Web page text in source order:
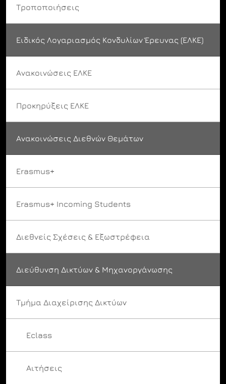
Τροποποιήσεις
Ειδικός Λογαριασμός Κονδυλίων Έρευνας (ΕΛΚΕ)
Ανακοινώσεις ΕΛΚΕ
Προκηρύξεις ΕΛΚΕ
Ανακοινώσεις Διεθνών Θεμάτων
Erasmus+
Erasmus+ Incoming Students
Διεθνείς Σχέσεις & Εξωστρέφεια
Διεύθυνση Δικτύων & Μηχανοργάνωσης
Τμήμα Διαχείρισης Δικτύων
Eclass
Αιτήσεις